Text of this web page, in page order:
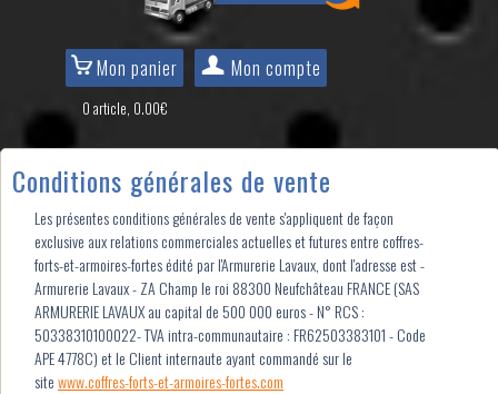
Mon panier
0 article, 0.00€
Mon compte
Conditions générales de vente
Les présentes conditions générales de vente s'appliquent de façon
exclusive aux relations commerciales actuelles et futures entre coffres-
forts-et-armoires-fortes édité par l'Armurerie Lavaux, dont l'adresse est -
Armurerie Lavaux - ZA Champ le roi 88300 Neufchâteau FRANCE (SAS
ARMURERIE LAVAUX au capital de 500 000 euros - N° RCS :
50338310100022- TVA intra-communautaire : FR62503383101 - Code
APE 4778C) et le Client internaute ayant commandé sur le
sitewww.coffres-forts-et-armoires-fortes.com